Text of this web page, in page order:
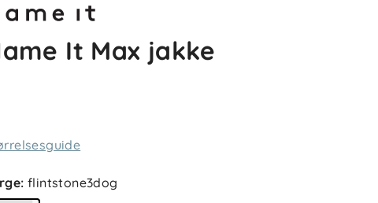
It Max jakke
: flintstone3dog